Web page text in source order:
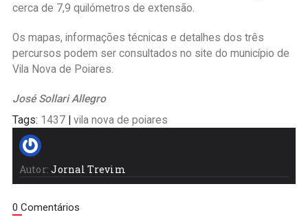
cerca de 7,9 quilómetros de extensão.
Os mapas, informações técnicas e detalhes dos três
percursos podem ser consultados no site do município de
Vila Nova de Poiares.
José Sollari Allegro
Tags: 1437| vila nova de poiares
Autor: Jornal Trevim
0 Comentários